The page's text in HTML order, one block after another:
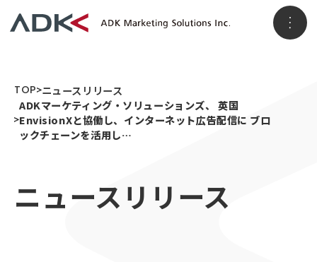
ホーム
会社概要
アクセス
事業情報
TOP ニュースリリース
ADKマーケティング・ソリューションズ、 英国
EnvisionXと協働し、インターネット広告配信に ブロ
ックチェーンを活用し…
ニュースリリース